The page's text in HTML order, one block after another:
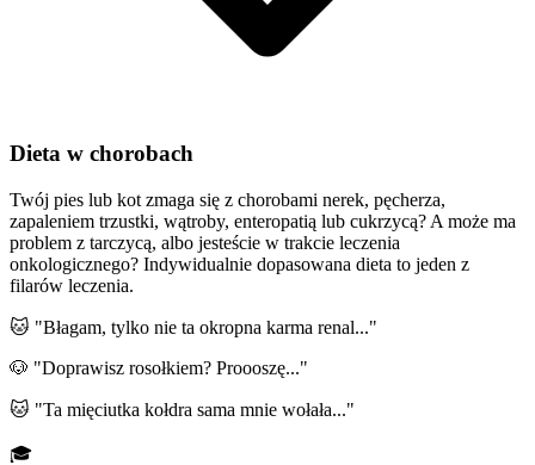
Dieta w chorobach
Twój pies lub kot zmaga się z chorobami nerek, pęcherza,
zapaleniem trzustki, wątroby, enteropatią lub cukrzycą? A może ma
problem z tarczycą, albo jesteście w trakcie leczenia
onkologicznego? Indywidualnie dopasowana dieta to jeden z
filarów leczenia.
🐱 "Błagam, tylko nie ta okropna karma renal..."
🐶 "Doprawisz rosołkiem? Proooszę..."
🐱 "Ta mięciutka kołdra sama mnie wołała..."
🎓